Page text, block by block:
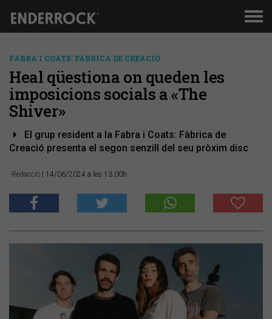
FABRA I COATS: FÀBRICA DE CREACIÓ
Heal qüestiona on queden les
imposicions socials a «The
Shiver»
El grup resident a la Fabra i Coats: Fàbrica de
Creació presenta el segon senzill del seu pròxim disc
Redacció | 14/06/2024 a les 13:00h